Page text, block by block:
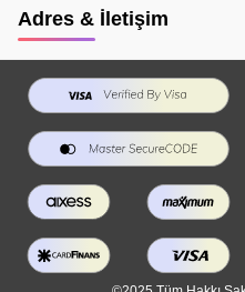
Adres & İletişim